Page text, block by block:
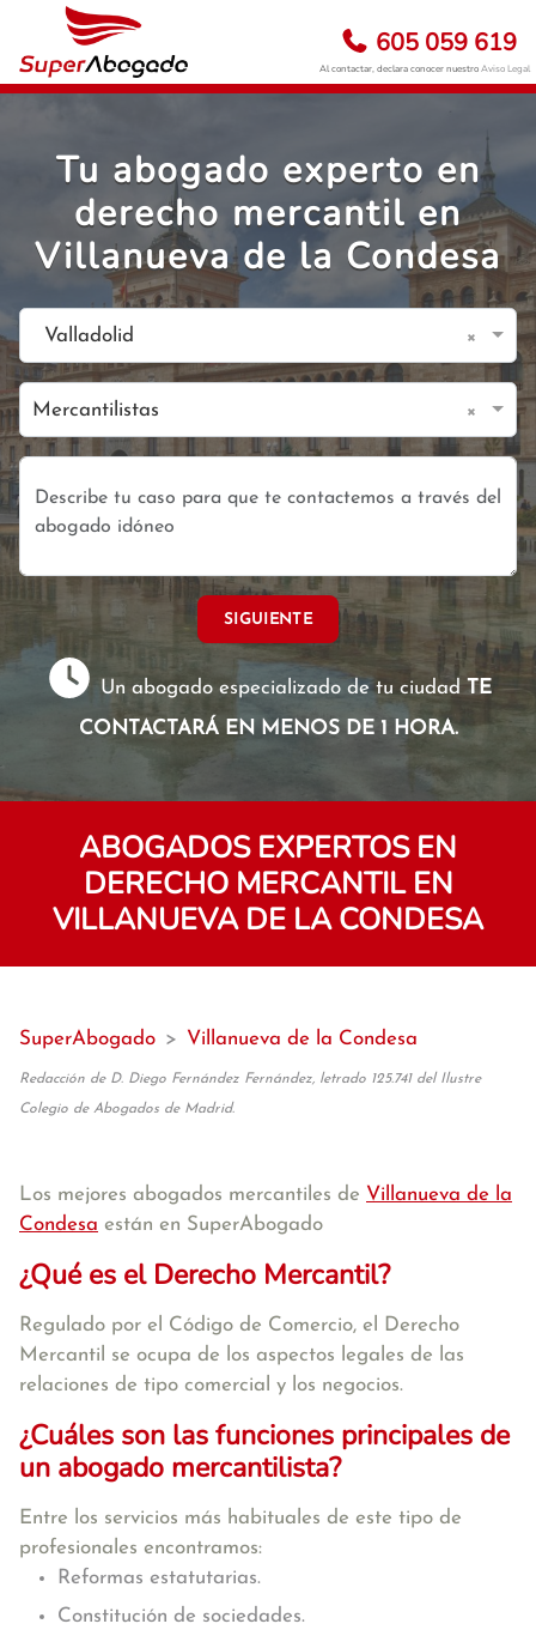
605 059 619
Al contactar, declara conocer nuestroAviso Legal
Tu abogado experto en
derecho mercantil en
Villanueva de la Condesa
Valladolid ×
Mercantilistas ×
SIGUIENTE
Un abogado especializado de tu ciudadTE
CONTACTARÁ EN MENOS DE 1 HORA.
ABOGADOS EXPERTOS EN
DERECHO MERCANTIL EN
VILLANUEVA DE LA CONDESA
SuperAbogado > Villanueva de la Condesa
Redacción de D. Diego Fernández Fernández, letrado 125.741 del Ilustre
Colegio de Abogados de Madrid.
Los mejores abogados mercantiles de Villanueva de la
Condesa están en SuperAbogado
¿Qué es el Derecho Mercantil?
Regulado por el Código de Comercio, el Derecho
Mercantil se ocupa de los aspectos legales de las
relaciones de tipo comercial y los negocios.
¿Cuáles son las funciones principales de
un abogado mercantilista?
Entre los servicios más habituales de este tipo de
profesionales encontramos:
Reformas estatutarias.
Constitución de sociedades.